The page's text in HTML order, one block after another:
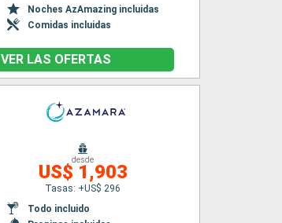
Noches AzAmazing incluidas
Comidas incluidas
VER LAS OFERTAS
desde
US$ 1,903
Tasas: +US$ 296
Todo incluido